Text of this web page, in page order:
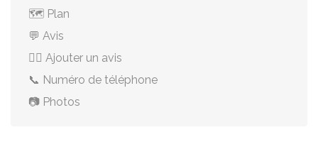
🗺️ Plan
💬 Avis
✍🏻 Ajouter un avis
📞 Numéro de téléphone
📷 Photos